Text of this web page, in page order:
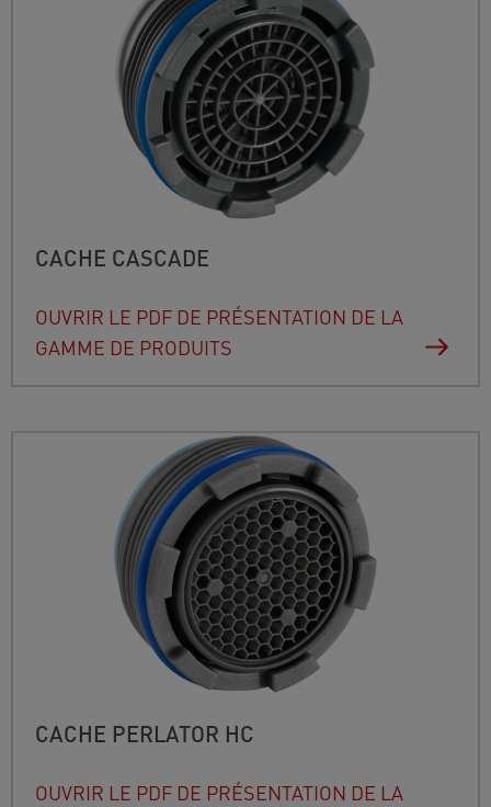
CACHE CASCADE
OUVRIR LE PDF DE PRÉSENTATION DE LA
GAMME DE PRODUITS
CACHE PERLATOR HC
OUVRIR LE PDF DE PRÉSENTATION DE LA